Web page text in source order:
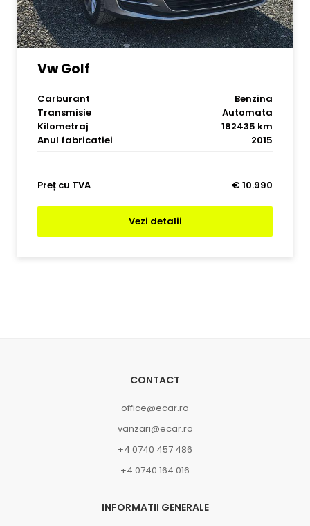
Vw Golf
Carburant
Benzina
Transmisie
Automata
Kilometraj
182435 km
Anul fabricatiei
2015
Preț cu TVA € 10.990
Vezi detalii
CONTACT
office@ecar.ro
vanzari@ecar.ro
+4 0740 457 486
+4 0740 164 016
INFORMATII GENERALE